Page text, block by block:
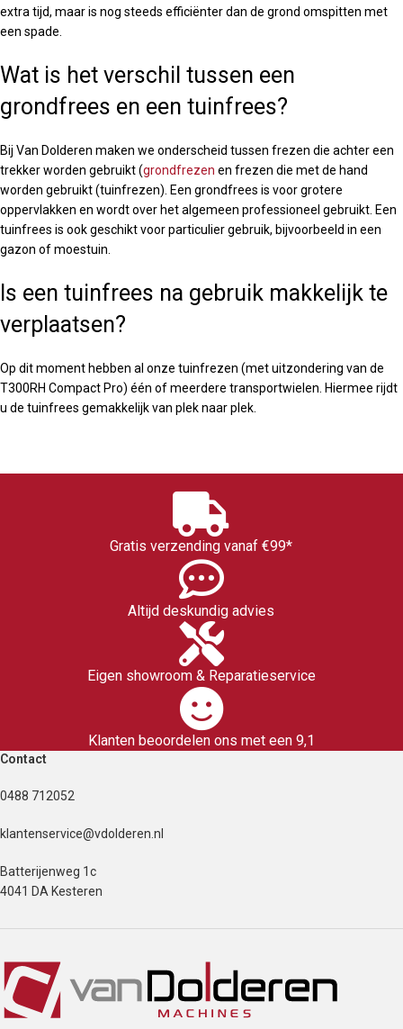
extra tijd, maar is nog steeds efficiënter dan de grond omspitten met
een spade.
Wat is het verschil tussen een
grondfrees en een tuinfrees?
Bij Van Dolderen maken we onderscheid tussen frezen die achter een
trekker worden gebruikt (grondfrezen en frezen die met de hand
worden gebruikt (tuinfrezen). Een grondfrees is voor grotere
oppervlakken en wordt over het algemeen professioneel gebruikt. Een
tuinfrees is ook geschikt voor particulier gebruik, bijvoorbeeld in een
gazon of moestuin.
Is een tuinfrees na gebruik makkelijk te
verplaatsen?
Op dit moment hebben al onze tuinfrezen (met uitzondering van de
T300RH Compact Pro) één of meerdere transportwielen. Hiermee rijdt
u de tuinfrees gemakkelijk van plek naar plek.
Gratis verzending vanaf €99*
Altijd deskundig advies
Eigen showroom & Reparatieservice
Klanten beoordelen ons met een 9,1
Contact
0488 712052
klantenservice@vdolderen.nl
Batterijenweg 1c
4041 DA Kesteren